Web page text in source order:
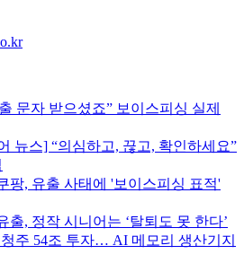
문자 받으셨죠” 보이스피싱 실제
뉴스] “의심하고, 끊고, 확인하세요”
팡, 유출 사태에 '보이스피싱 표적'
출, 정작 시니어는 ‘탈퇴도 못 한다’
주 54조 투자… AI 메모리 생산기지